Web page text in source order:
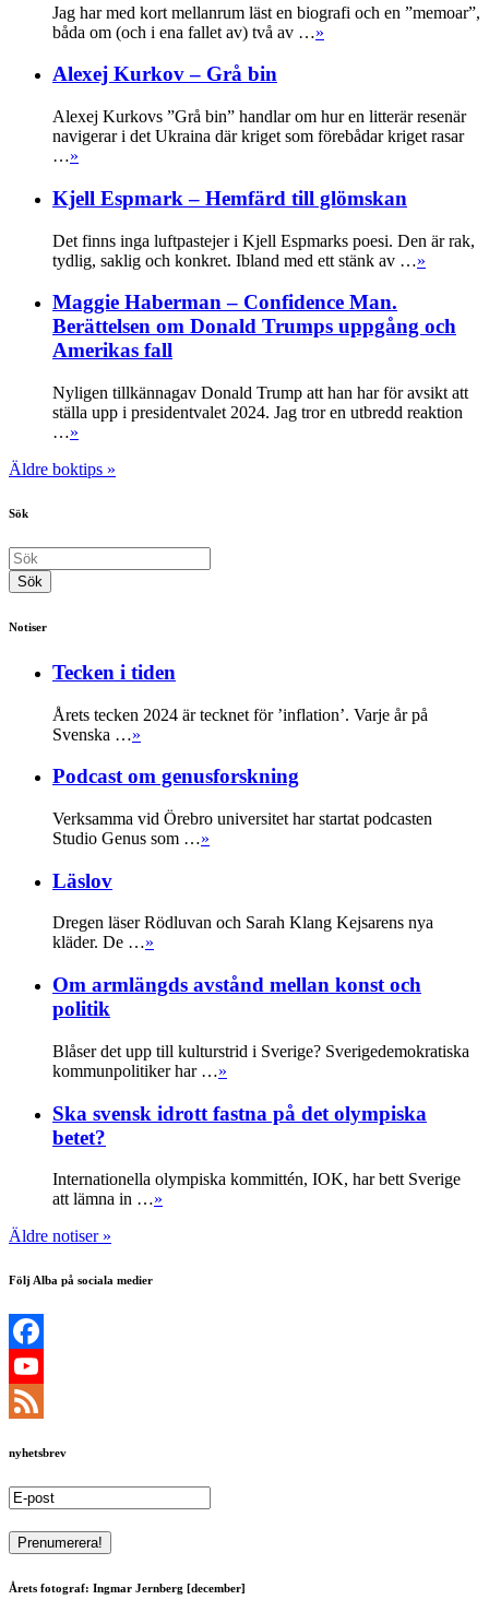
Jag har med kort mellanrum läst en biografi och en ”memoar”,
båda om (och i ena fallet av) två av …»
Alexej Kurkov – Grå bin
Alexej Kurkovs ”Grå bin” handlar om hur en litterär resenär
navigerar i det Ukraina där kriget som förebådar kriget rasar
…»
Kjell Espmark – Hemfärd till glömskan
Det finns inga luftpastejer i Kjell Espmarks poesi. Den är rak,
tydlig, saklig och konkret. Ibland med ett stänk av …»
Maggie Haberman – Confidence Man.
Berättelsen om Donald Trumps uppgång och
Amerikas fall
Nyligen tillkännagav Donald Trump att han har för avsikt att
ställa upp i presidentvalet 2024. Jag tror en utbredd reaktion
…»
Äldre boktips »
Sök
Notiser
Tecken i tiden
Årets tecken 2024 är tecknet för ’inflation’. Varje år på
Svenska …»
Podcast om genusforskning
Verksamma vid Örebro universitet har startat podcasten
Studio Genus som …»
Läslov
Dregen läser Rödluvan och Sarah Klang Kejsarens nya
kläder. De …»
Om armlängds avstånd mellan konst och
politik
Blåser det upp till kulturstrid i Sverige? Sverigedemokratiska
kommunpolitiker har …»
Ska svensk idrott fastna på det olympiska
betet?
Internationella olympiska kommittén, IOK, har bett Sverige
att lämna in …»
Äldre notiser »
Följ Alba på sociala medier
Facebook
YouTube
nyhetsbrev
Årets fotograf: Ingmar Jernberg [december]